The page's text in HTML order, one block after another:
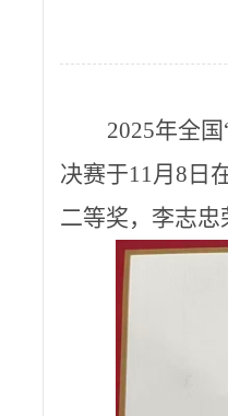
2025年全
决赛于11月8日
二等奖，李志忠